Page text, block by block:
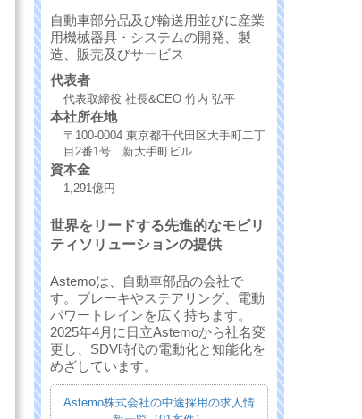
自動車部分品及び輸送用並びに産業
用機械器具・システムの開発、製
造、販売及びサービス
代表者
代表取締役 社長&CEO 竹内 弘平
本社所在地
〒100-0004 東京都千代田区大手町二丁
目2番1号 新大手町ビル
資本金
1,291億円
世界をリードする先進的なモビリ
ティソリューションの提供
Astemoは、自動車部品の会社で
す。ブレーキやステアリング、電動
パワートレインを広く持ちます。
2025年4月に日立Astemoから社名変
更し、SDV時代の電動化と知能化を
めざしています。
Astemo株式会社の中途採用の求人情